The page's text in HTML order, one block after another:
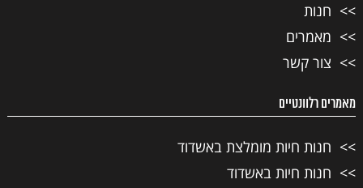
חנות
מאמרים
צור קשר
מאמרים רלוונטיים
חנות חיות מומלצת באשדוד
חנות חיות באשדוד